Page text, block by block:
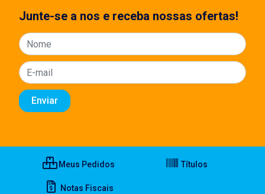
Junte-se a nos e receba nossas ofertas!
Meus Pedidos Títulos
Notas Fiscais